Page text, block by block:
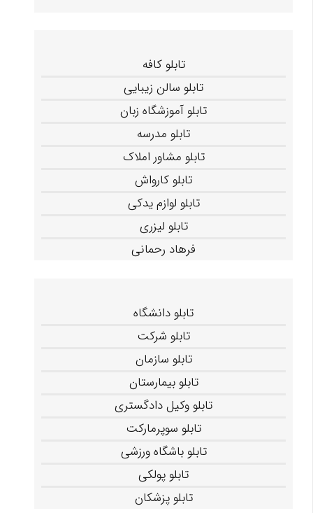
تابلو کافه
تابلو سالن زیبایی
تابلو آموزشگاه زبان
تابلو مدرسه
تابلو مشاور املاک
تابلو کارواش
تابلو لوازم یدکی
تابلو لیزری
فرهاد رحمانی
تابلو دانشگاه
تابلو شرکت
تابلو سازمان
تابلو بیمارستان
تابلو وکیل دادگستری
تابلو سوپرمارکت
تابلو باشگاه ورزشی
تابلو پولکی
تابلو پزشکان